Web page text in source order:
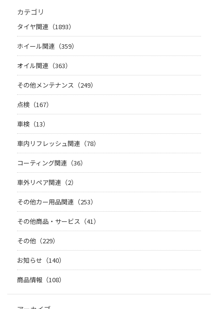
カテゴリ
タイヤ関連（1893）
ホイール関連（359）
オイル関連（363）
その他メンテナンス（249）
点検（167）
車検（13）
車内リフレッシュ関連（78）
コーティング関連（36）
車外リペア関連（2）
その他カー用品関連（253）
その他商品・サービス（41）
その他（229）
お知らせ（140）
商品情報（108）